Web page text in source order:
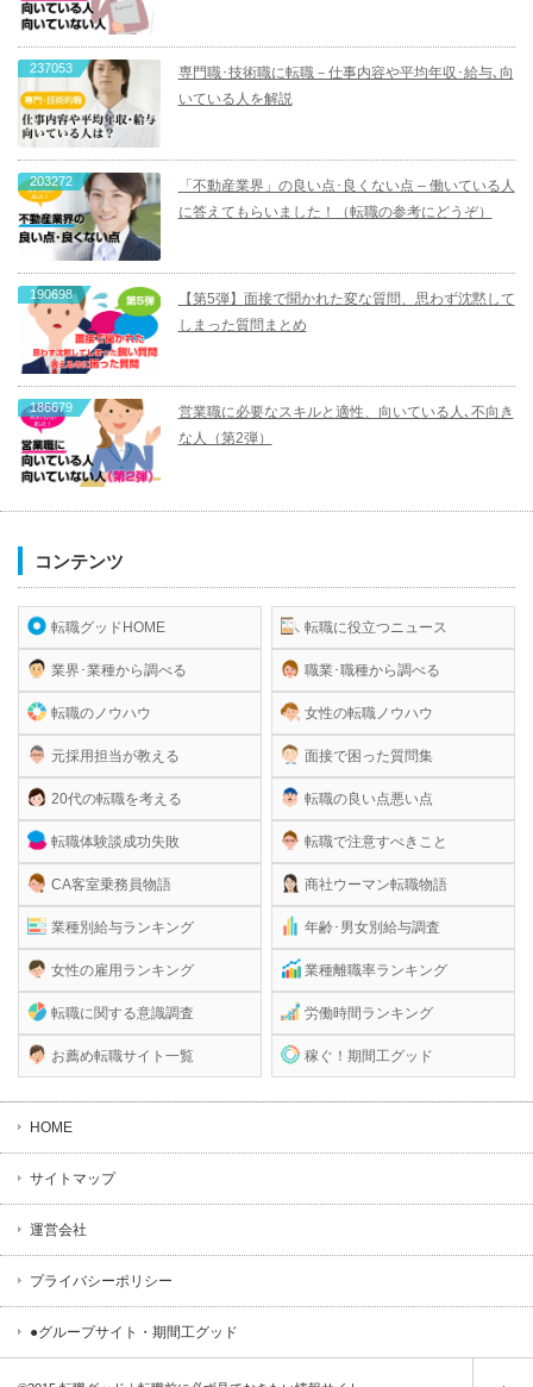
237053
専門職･技術職に転職－仕事内容や平均年収･給与､向
いている人を解説
203272
「不動産業界」の良い点･良くない点 – 働いている人
に答えてもらいました！（転職の参考にどうぞ）
190698
【第5弾】面接で聞かれた変な質問、思わず沈黙して
しまった質問まとめ
186679
営業職に必要なスキルと適性、向いている人､不向き
な人（第2弾）
コンテンツ
転職グッドHOME
業界･業種から調べる
転職のノウハウ
元採用担当が教える
20代の転職を考える
転職体験談成功失敗
CA客室乗務員物語
業種別給与ランキング
女性の雇用ランキング
転職に関する意識調査
お薦め転職サイト一覧
転職に役立つニュース
職業･職種から調べる
女性の転職ノウハウ
面接で困った質問集
転職の良い点悪い点
転職で注意すべきこと
商社ウーマン転職物語
年齢･男女別給与調査
業種離職率ランキング
労働時間ランキング
稼ぐ！期間工グッド
HOME
サイトマップ
運営会社
プライバシーポリシー
●グループサイト・期間工グッド